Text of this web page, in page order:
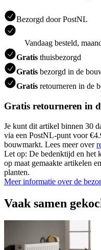
Bezorgd door PostNL
Vandaag besteld,
Gratis thuisbezorgd
Gratis bezorgd in de
Gratis retourneren in de
Gratis retourneren in
Je kunt dit artikel binnen 30
via een PostNL-punt voor
bouwmarkt. Lees meer over
Let op: De bedenktijd en het
op maat gemaakte artikelen
planten.
Meer informatie over de
Vaak samen